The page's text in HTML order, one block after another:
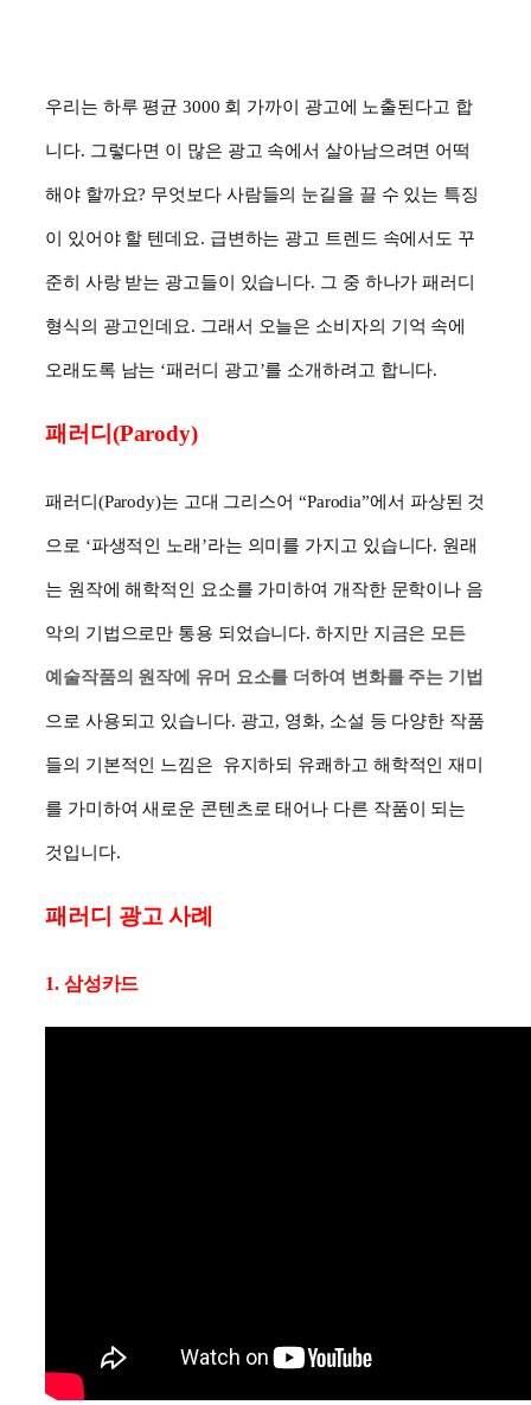
우리는 하루 평균 3000 회 가까이 광고에 노출된다고 합
니다. 그렇다면 이 많은 광고 속에서 살아남으려면 어떡
해야 할까요? 무엇보다 사람들의 눈길을 끌 수 있는 특징
이 있어야 할 텐데요. 급변하는 광고 트렌드 속에서도 꾸
준히 사랑 받는 광고들이 있습니다. 그 중 하나가 패러디
형식의 광고인데요. 그래서 오늘은 소비자의 기억 속에
오래도록 남는 ‘패러디 광고’를 소개하려고 합니다.
패러디 (Parody)
패러디 (Parody)는 고대 그리스어 “Parodia”에서 파상된 것
으로 ‘파생적인 노래 ’라는 의미를 가지고 있습니다. 원래
는 원작에 해학적인 요소를 가미하여 개작한 문학이나 음
악의 기법으로만 통용 되었습니다. 하지만 지금은 모든
예술작품의 원작에 유머 요소를 더하여 변화를 주는 기법
으로 사용되고 있습니다. 광고, 영화, 소설 등 다양한 작품
들의 기본적인 느낌은 유지하되 유쾌하고 해학적인 재미
를 가미하여 새로운 콘텐츠로 태어나 다른 작품이 되는
것입니다.
패러디 광고 사례
1. 삼성카드